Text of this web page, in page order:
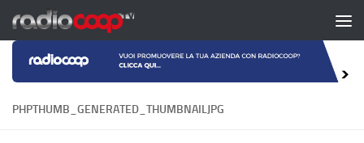
Salta al contenuto
PHPTHUMB_GENERATED_THUMBNAILJPG